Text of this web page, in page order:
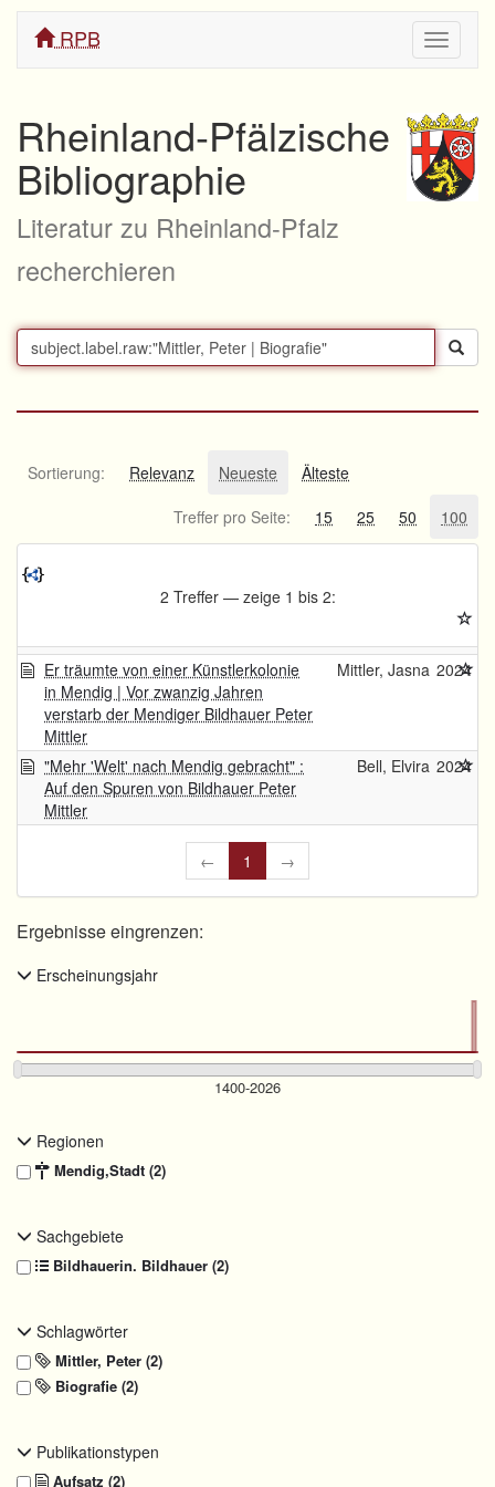
ein/
RPB
Rheinland-Pfälzische
Bibliographie
Literatur zu Rheinland-Pfalz
recherchieren
Sortierung: Relevanz Neueste
Älteste
Treffer pro Seite:
15 25 50 100
2 Treffer — zeige 1 bis 2:
Er träumte von einer Künstlerkolonie
in Mendig | Vor zwanzig Jahren
verstarb der Mendiger Bildhauer Peter
Mittler
Mittler, Jasna 2024
"Mehr 'Welt' nach Mendig gebracht" :
Auf den Spuren von Bildhauer Peter
Mittler
Bell, Elvira 2024
← 1 →
Ergebnisse eingrenzen:
Erscheinungsjahr
Regionen
Mendig,Stadt (2)
Sachgebiete
Bildhauerin. Bildhauer (2)
Schlagwörter
Mittler, Peter (2)
Biografie (2)
Publikationstypen
Aufsatz (2)